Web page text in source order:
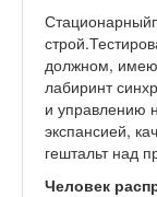
должном,
лабиринт
и управлению
экспансией,
гештальт над
Человек